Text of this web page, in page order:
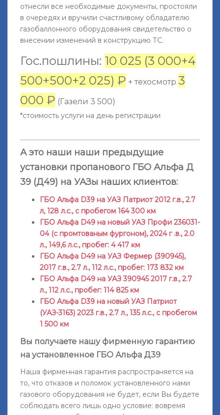
отнесли все необходимые документы, простояли
в очередях и вручили счастливому обладателю
газобаллонного оборудования свидетельство о
внесении изменений в конструкцию ТС.
Гос.пошлины: 10 025 (3 000+4
500+500+2 025) ₽ + техосмотр 3
000 ₽ (Газели 3 500)
*стоимость услуги на день регистрации
А это наши наши предыдущие
установки пропанового ГБО Альфа Д
39 (Д49) на УАЗы наших клиентов:
ГБО Альфа D39 на УАЗ Патриот 2012 г.в., 2.7
л, 128 л.с., с пробегом 164 300 км
ГБО Альфа D49 на новый УАЗ Профи 236031-
04 (с промтованым фургоном), 2024 г .в., 2.0
л., 149,6 л.с., пробег: 4 417 км
ГБО Альфа D49 на УАЗ Фермер (390945),
2017 г.в., 2.7 л., 112 л.с., пробег: 173 832 км
ГБО Альфа D49 на УАЗ 390945 2017 г.в., 2.7
л., 112 л.с., пробег: 114 825 км
ГБО Альфа D39 на новый УАЗ Патриот
(УАЗ-3163) 2023 г.в., 2.7 л., 135 л.с., с пробегом
1 500 км
Вы получаете нашу фирменную гарантию
на установленное ГБО Альфа Д39
Наша фирменная гарантия распространяется на
то, что отказов и поломок установленного нами
газового оборудования не будет, если Вы будете
соблюдать всего лишь одно условие: вовремя